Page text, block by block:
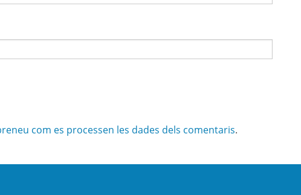
com es processen les dades dels comentaris.